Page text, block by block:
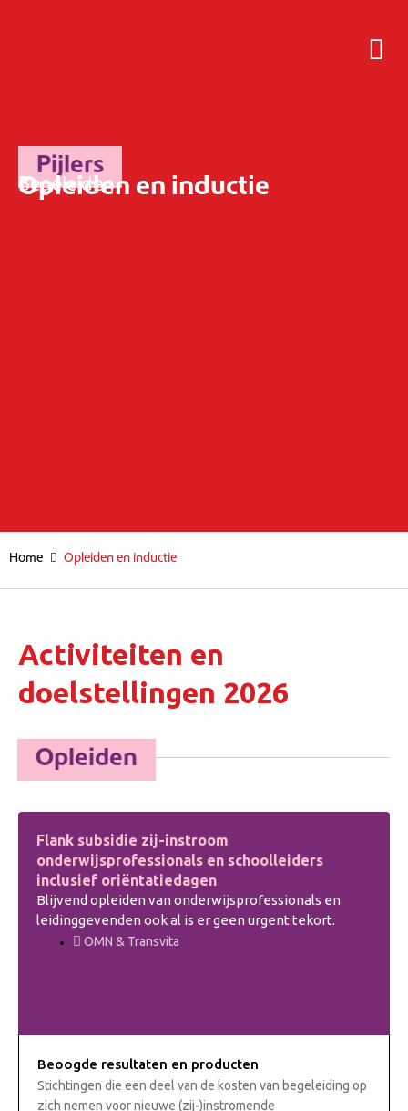
Pijlers
Opleiden en inductie
Begeleiden
Home Opleiden en inductie
Activiteiten en
doelstellingen 2026
Opleiden
Flank subsidie zij-instroom
onderwijsprofessionals en schoolleiders
inclusief oriëntatiedagen
Blijvend opleiden van onderwijsprofessionals en
leidinggevenden ook al is er geen urgent tekort.
OMN & Transvita
Beoogde resultaten en producten
Stichtingen die een deel van de kosten van begeleiding op
zich nemen voor nieuwe (zij-)instromende